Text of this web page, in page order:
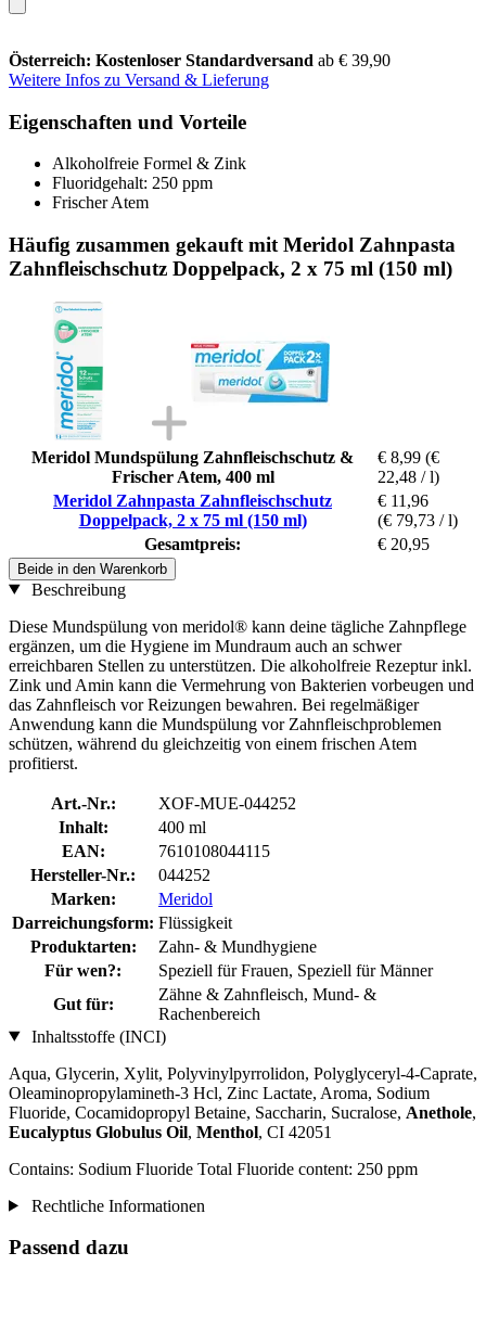
Österreich: Kostenloser Standardversand ab € 39,90
Weitere Infos zu Versand & Lieferung
Eigenschaften und Vorteile
Alkoholfreie Formel & Zink
Fluoridgehalt: 250 ppm
Frischer Atem
Häufig zusammen gekauft mit Meridol Zahnpasta
Zahnfleischschutz Doppelpack, 2 x 75 ml (150 ml)
Meridol Mundspülung Zahnfleischschutz &
Frischer Atem, 400 ml
€ 8,99 (€
22,48 / l)
Meridol Zahnpasta Zahnfleischschutz
Doppelpack, 2 x 75 ml (150 ml)
€ 11,96
(€ 79,73 / l)
Gesamtpreis:
€ 20,95
Beide in den Warenkorb
Beschreibung
Diese Mundspülung von meridol® kann deine tägliche Zahnpflege
ergänzen, um die Hygiene im Mundraum auch an schwer
erreichbaren Stellen zu unterstützen. Die alkoholfreie Rezeptur inkl.
Zink und Amin kann die Vermehrung von Bakterien vorbeugen und
das Zahnfleisch vor Reizungen bewahren. Bei regelmäßiger
Anwendung kann die Mundspülung vor Zahnfleischproblemen
schützen, während du gleichzeitig von einem frischen Atem
profitierst.
Art.-Nr.:
XOF-MUE-044252
Inhalt:
400 ml
EAN:
7610108044115
Hersteller-Nr.:
044252
Marken:
Meridol
Darreichungsform: Flüssigkeit
Produktarten:
Zahn- & Mundhygiene
Für wen?:
Speziell für Frauen, Speziell für Männer
Gut für:
Zähne & Zahnfleisch, Mund- &
Rachenbereich
Inhaltsstoffe (INCI)
Aqua, Glycerin, Xylit, Polyvinylpyrrolidon, Polyglyceryl-4-Caprate,
Oleaminopropylamineth-3 Hcl, Zinc Lactate, Aroma, Sodium
Fluoride, Cocamidopropyl Betaine, Saccharin, Sucralose, Anethole,
Eucalyptus Globulus Oil, Menthol, CI 42051
Contains: Sodium Fluoride Total Fluoride content: 250 ppm
Rechtliche Informationen
Passend dazu